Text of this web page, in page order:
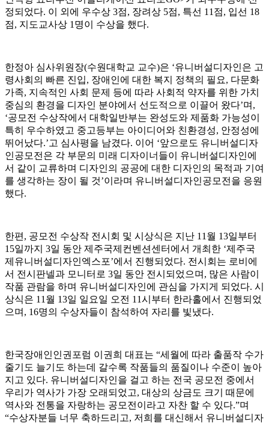
정되었다. 이 외에 우수상 3점, 장려상 5점, 특선 11점, 입선 18
점, 지도교사상 1명이 수상을 했다.
한정아 심사위원장(수원대학교 교수)은 ‘유니버설디자인은 고
령사회의 빠른 진입, 장애인에 대한 복지 정책의 필요, 다문화
가족, 지속적인 사회 문제 등에 따라 사회적 약자를 위한 가치
중심의 환경을 디자인 분야에서 선도적으로 이끌어 왔다’며,
‘공모전 수상작에서 대학일반부는 완성도와 제품화 가능성이
특히 우수하였고 중고등부는 아이디어와 친환경성, 안정성에
뛰어났다.’고 심사평을 남겼다. 이어 ‘앞으로도 유니버설디자
인공모전은 각 부문의 미래 디자이너들이 유니버설디자인에
서 같이 교류하며 디자인의 공공에 대한 디자인의 목적과 기여
를 생각하는 장이 될 것’이라며 유니버설디자인공모전을 응원
했다.
한편, 공모전 수상작 전시회 및 시상식은 지난 11월 13일부터
15일까지 3일 동안 제주국제컨벤션센터에서 개최한 ‘제주국
제유니버설디자인엑스포’에서 진행되었다. 전시회는 로비에
서 전시판넬과 모니터로 3일 동안 전시되었으며, 많은 사람이
작품 관람을 하며 유니버설디자인에 관심을 가지게 되었다. 시
상식은 11월 13일 일요일 오전 11시부터 한라홀에서 진행되었
으며, 16명의 수상자들이 참석하여 자리를 빛냈다.
한국장애인인권포럼 이권희 대표는 “세월에 따라 출품작 수가
줄기도 늘기도 하는데 갈수록 작품들의 품질이나 수준이 높아
지고 있다. 유니버설디자인을 걸고 하는 전국 공모전 중에서
우리가 역사가 가장 오래되었고, 대상의 상금도 크기 때문에
역사와 전통을 자랑하는 공모전이라고 자찬 할 수 있다.”며
“수상자분들 너무 축하드리고, 저희를 대신해서 유니버설디자